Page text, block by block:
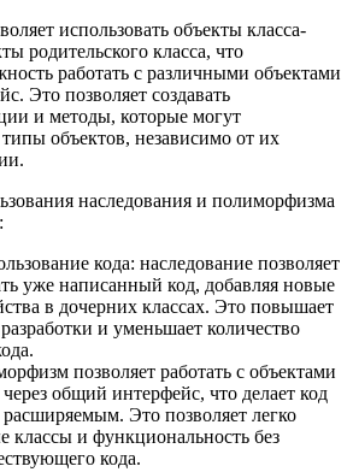
использовать объекты класса-
родительского класса, что
работать с различными объектами
Это позволяет создавать
и методы, которые могут
объектов, независимо от их
наследования и полиморфизма
кода: наследование позволяет
уже написанный код, добавляя новые
в дочерних классах. Это повышает
и уменьшает количество
позволяет работать с объектами
общий интерфейс, что делает код
Это позволяет легко
классы и функциональность без
кода.